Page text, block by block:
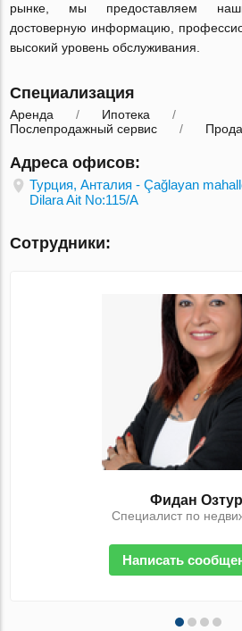
рынке, мы предоставляем
достоверную информацию,
высокий уровень обслуживания.
Специализация
Аренда
Ипотека
Послепродажный сервис
Адреса офисов:
Турция, Анталия - Çağlayan
Dilara Ait No:115/A
Сотрудники:
Фидан
Специалист по
Написать